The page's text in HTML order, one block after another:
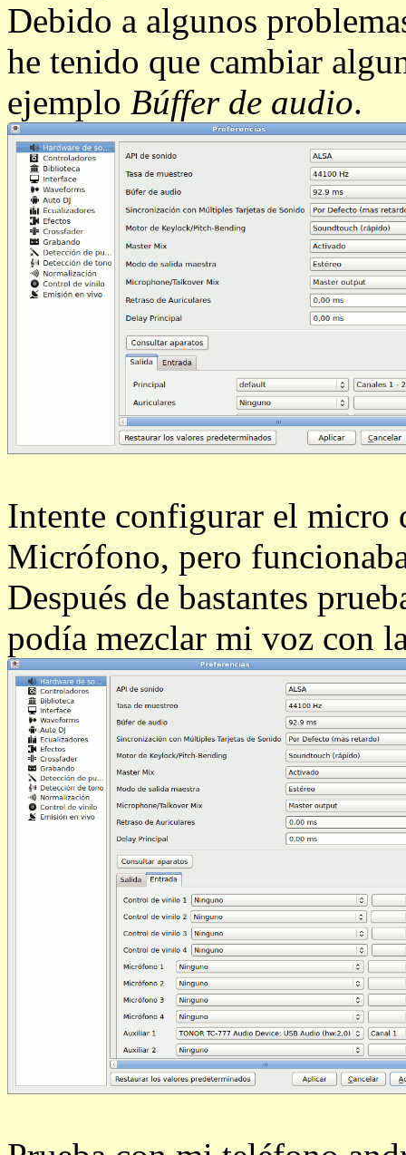
Debido a algunos
he tenido que cambiar
ejemplo Búffer de audio.
Intente configurar el micro
Micrófono, pero
Después de bastantes
podía mezclar mi voz con